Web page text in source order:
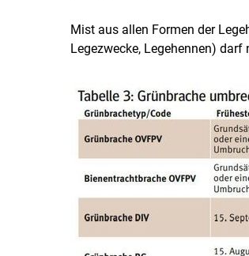
Mist aus allen Formen der
Legezwecke, Legehennen)